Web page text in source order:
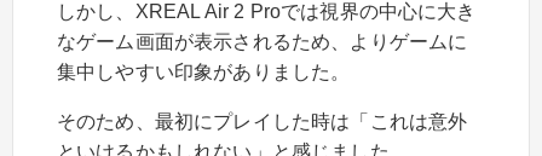
しかし、XREAL Air 2 Proでは視界の中心に大き
なゲーム画面が表示されるため、よりゲームに
集中しやすい印象がありました。
そのため、最初にプレイした時は「これは意外